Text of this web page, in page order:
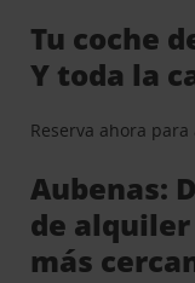
Tu coche
Y toda la
Reserva ahora
Aubenas:
de alquiler
más